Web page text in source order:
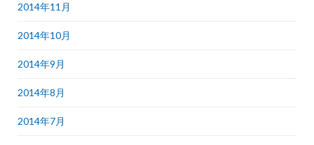
2014年11月
2014年10月
2014年9月
2014年8月
2014年7月